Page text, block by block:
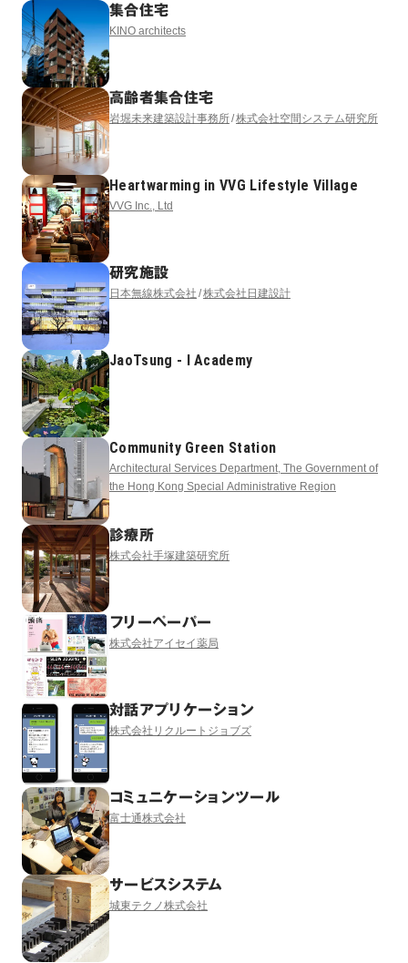
集合住宅
KINO architects
高齢者集合住宅
岩堀未来建築設計事務所 株式会社空間システム研究所
Heartwarming in VVG Lifestyle Village
VVG Inc., Ltd
研究施設
日本無線株式会社 株式会社日建設計
JaoTsung - I Academy
Community Green Station
Architectural Services Department, The Government of
the Hong Kong Special Administrative Region
診療所
株式会社手塚建築研究所
フリーペーパー
株式会社アイセイ薬局
対話アプリケーション
株式会社リクルートジョブズ
コミュニケーションツール
富士通株式会社
サービスシステム
城東テクノ株式会社